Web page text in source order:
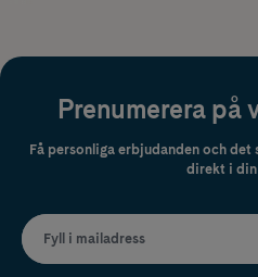
Prenumerera på
Få personliga erbjudanden och det
direkt i
Fyll i mailadress